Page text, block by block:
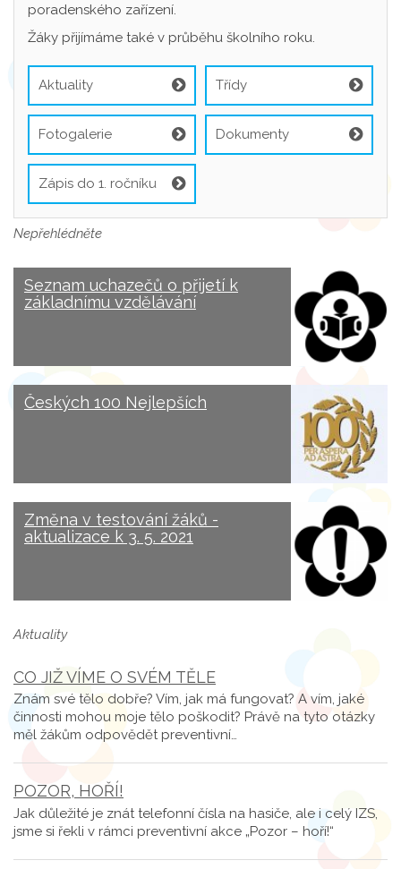
poradenského zařízení.
Žáky přijímáme také v průběhu školního roku.
Aktuality Třídy
Fotogalerie Dokumenty
Zápis do 1. ročníku
Nepřehlédněte
Seznam uchazečů o přijetí k
základnímu vzdělávání
Českých 100 Nejlepších
Změna v testování žáků -
aktualizace k 3. 5. 2021
Aktuality
CO JIŽ VÍME O SVÉM TĚLE
Znám své tělo dobře? Vím, jak má fungovat? A vím, jaké
činnosti mohou moje tělo poškodit? Právě na tyto otázky
měl žákům odpovědět preventivní…
POZOR, HOŘÍ!
Jak důležité je znát telefonní čísla na hasiče, ale i celý IZS,
jsme si řekli v rámci preventivní akce „Pozor – hoří!“